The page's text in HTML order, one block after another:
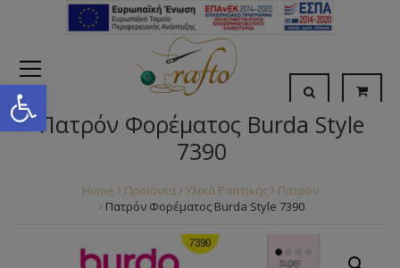
Open toolbar
Πατρόν Φορέματος Burda Style
7390
Home Προϊόντα Υλικά Ραπτικής
Πατρόν
Πατρόν Φορέματος Burda Style 7390